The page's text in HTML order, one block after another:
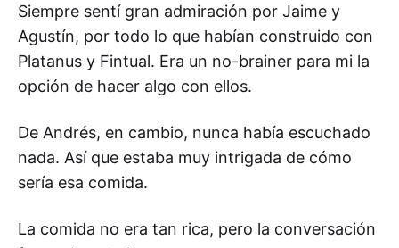
Siempre sentí gran admiración por Jaime y
Agustín, por todo lo que habían construido con
Platanus y Fintual. Era un no-brainer para mi la
opción de hacer algo con ellos.
De Andrés, en cambio, nunca había escuchado
nada. Así que estaba muy intrigada de cómo
sería esa comida.
La comida no era tan rica, pero la conversación